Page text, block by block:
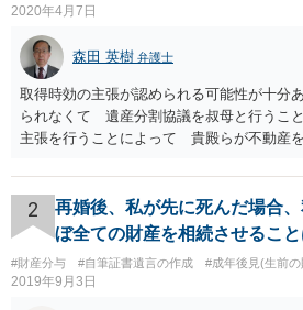
2020年4月7日
森田 英樹 弁護士
取得時効の主張が認められる可能性が十分
られなくて 遺産分割協議を叔母と行うこ
主張を行うことによって 貴殿らが不動産
2
再婚後、私が先に死んだ場合
ぼ全ての財産を相続させること
#財産分与 #自筆証書遺言の作成 #成年後見(生前
2019年9月3日